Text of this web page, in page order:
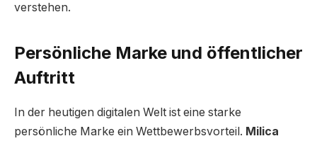
verstehen.
Persönliche Marke und öffentlicher
Auftritt
In der heutigen digitalen Welt ist eine starke
persönliche Marke ein Wettbewerbsvorteil. Milica